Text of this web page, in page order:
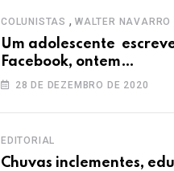
COLUNISTAS , WALTER NAVARRO
Um adolescente
Facebook, ontem…
28 DE DEZEMBRO DE 2020
EDITORIAL
Chuvas inclementes,